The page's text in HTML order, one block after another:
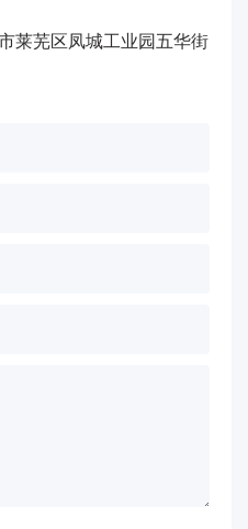
莱芜区凤城工业园五华街